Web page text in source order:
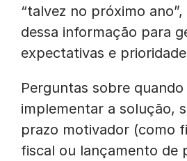
“talvez no próximo
dessa informação para
expectativas e
Perguntas sobre
implementar a solução,
prazo motivador (como
fiscal ou lançamento de